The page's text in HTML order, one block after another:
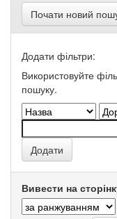
Почати новий
Додати фільтри:
Використовуйте
пошуку.
Вивести на